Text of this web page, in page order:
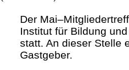
Der
Institut für Bildung
statt. An dieser Stelle
Gastgeber.